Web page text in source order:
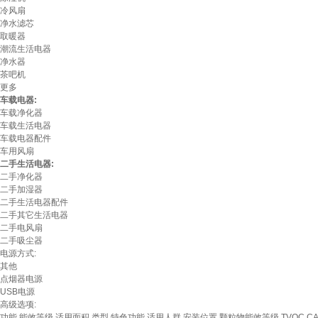
冷风扇
净水滤芯
取暖器
潮流生活电器
净水器
茶吧机
更多
车载电器:
车载净化器
车载生活电器
车载电器配件
车用风扇
二手生活电器:
二手净化器
二手加湿器
二手生活电器配件
二手其它生活电器
二手电风扇
二手吸尘器
电源方式:
其他
点烟器电源
USB电源
高级选项: